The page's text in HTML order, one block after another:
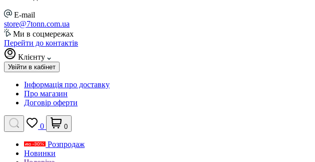
E-mail
store@7tonn.com.ua
Ми в соцмережах
Перейти до контактів
Клієнту
Увійти в кабінет
Інформація про доставку
Про магазин
Договір оферти
0 0
Розпродаж
Новинки